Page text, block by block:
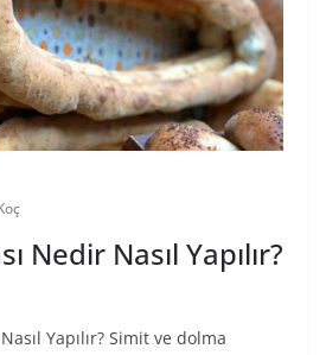
Nedir Nasıl Yapılır?
Yapılır? Simit ve dolma